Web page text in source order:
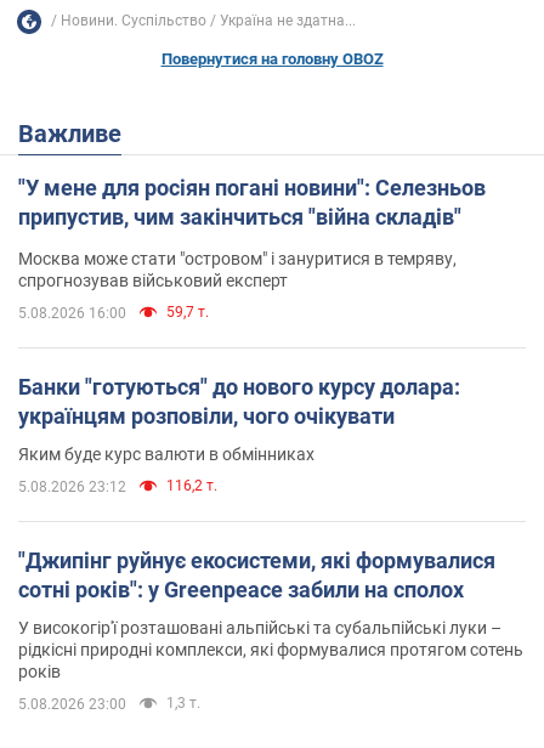
Новини. Суспільство Україна не здатна...
Повернутися на головну OBOZ
Важливе
"У мене для росіян погані новини": Селезньов
припустив, чим закінчиться "війна складів"
Москва може стати "островом" і зануритися в темряву,
спрогнозував військовий експерт
5.08.2026 16:00 59,7 т.
Банки "готуються" до нового курсу долара:
українцям розповіли, чого очікувати
Яким буде курс валюти в обмінниках
5.08.2026 23:12 116,2 т.
"Джипінг руйнує екосистеми, які формувалися
сотні років": у Greenpeace забили на сполох
У високогір'ї розташовані альпійські та субальпійські луки –
рідкісні природні комплекси, які формувалися протягом сотень
років
5.08.2026 23:00 1,3 т.